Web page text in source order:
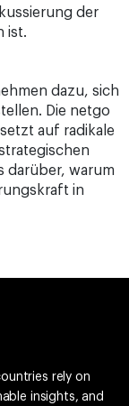
der
ist.
dazu, sich
Die netgo
auf radikale
darüber, warum
in
rely on
insights, and